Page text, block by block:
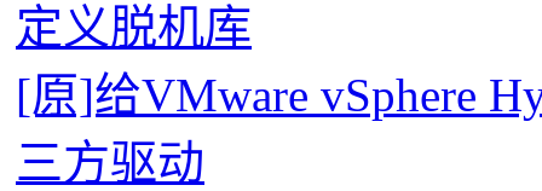
定义脱机库
[原]给VMware vSphere
三方驱动